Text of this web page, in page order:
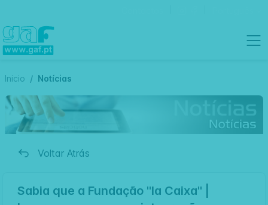
Inicio Notícias
Voltar Atrás
Sabia que a Fundação "la Caixa" |